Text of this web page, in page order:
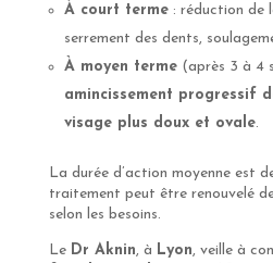
À court terme: réduction de
serrement des dents,
À moyen terme(après 3 à 4
amincissement progressif
visage plus doux et ovale.
La durée d’action moyenne est
traitement peut être renouvelé
selon les besoins.
Le Dr Aknin, à Lyon, veille à